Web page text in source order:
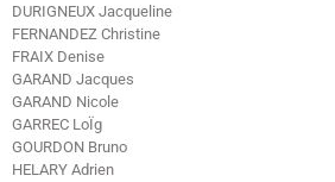
DURIGNEUX Jacqueline
FERNANDEZ Christine
FRAIX Denise
GARAND Jacques
GARAND Nicole
GARREC LoÏg
GOURDON Bruno
HELARY Adrien